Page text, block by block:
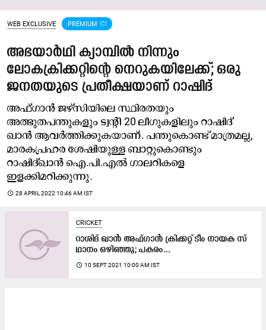
WEB EXCLUSIVE PREMIUM
അഭയാർഥി ക്യാമ്പിൽ നിന്നും
ലോകക്രിക്കറ്റിന്റെ നെറുകയിലേക്ക്; ഒരു
ജനതയുടെ പ്രതീക്ഷയാണ് റാഷിദ്
അഫ്ഗാൻ ജഴ്സിയിലെ സ്ഥിരതയും
അത്ഭുതപന്തുകളും ട്വന്റി 20 ലീഗുകളിലും റാഷിദ്
ഖാൻ ആവർത്തിക്കുകയാണ്. പന്തുകൊണ്ട് മാത്രമല്ല,
മാരകപ്രഹര ശേഷിയുള്ള ബാറ്റുകൊണ്ടും
റാഷിദ്ഖാൻ ഐ.പി.എൽ ഗാലറികളെ
ഇളക്കിമറിക്കുന്നു.
access_time 28 APRIL 2022 10:46 AM IST
CRICKET
റാശിദ്​ ഖാൻ അഫ്​ഗാൻ ക്രിക്കറ്റ്​ ടീം നായക സ്​
ഥാനം ഒഴിഞ്ഞു; പകരം...
access_time 10 SEPT 2021 10:00 AM IST